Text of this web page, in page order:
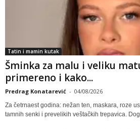
Tatin i mamin kutak
Šminka za malu i veliku
primereno i kako...
Predrag Konatarević - 04/08/2026
Za četrnaest godina: nežan ten, maskara, roze
tamnih senki i prevelikih veštačkih trepavica.